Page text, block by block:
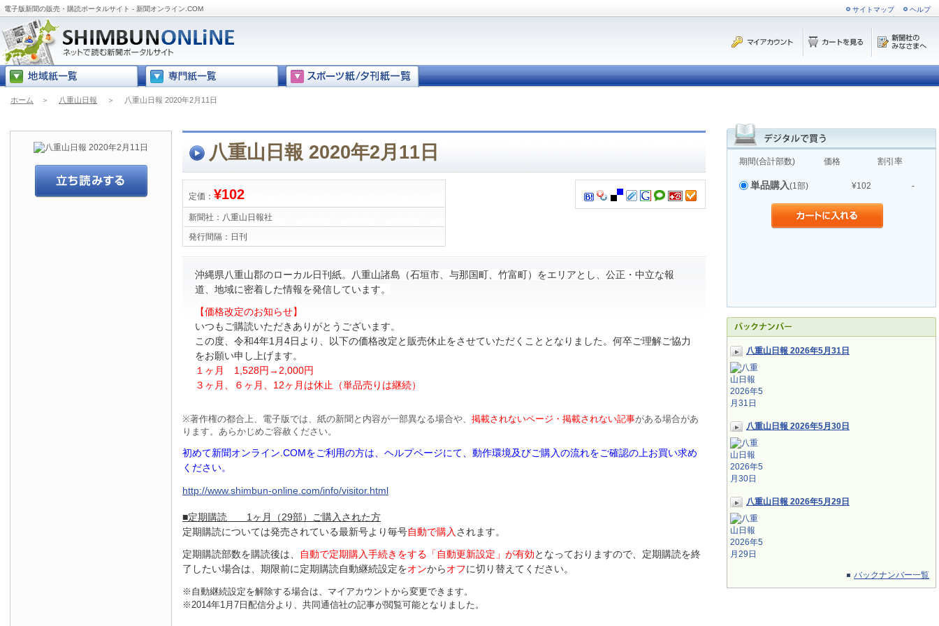
電子版新聞の販売・購読ポータルサイト - 新聞オンライン.COM サイトマップ ヘルプ
ホーム ＞ 八重山日報 ＞ 八重山日報 2020年2月11日
期間(合計部数) 価格 割引率
単品購入(1部) ¥102 -
八重山日報 2026年5月31日
八重山日報 2026年5月30日
八重山日報 2026年5月29日
バックナンバー一覧
八重山日報 2020年2月11日
定価： ¥102
新聞社： 八重山日報社
発行間隔： 日刊
沖縄県八重山郡のローカル日刊紙。八重山諸島（石垣市、与那国町、竹富町）をエリアとし、公正・中立な報
道、地域に密着した情報を発信しています。
【価格改定のお知らせ】
いつもご購読いただきありがとうございます。
この度、令和4年1月4日より、以下の価格改定と販売休止をさせていただくこととなりました。何卒ご理解ご協力
をお願い申し上げます。
１ヶ月 1,528円 →2,000円
３ヶ月、６ヶ月、 12ヶ月は休止（単品売りは継続）
※著作権の都合上、電子版では、紙の新聞と内容が一部異なる場合や、 掲載されないページ・掲載されない記事がある場合があ
ります。あらかじめご容赦ください。
初めて新聞オンライン.COMをご利用の方は、ヘルプページにて、動作環境及びご購入の流れをご確認の上お買い求め
ください。
http://www.shimbun-online.com/info/visitor.html
■定期購読 1ヶ月（29部）
ご購入された方
定期購読については発売されている最新号より毎号自動で購入 されます。
定期購読部数を購読後は、 自動で定期購入手続きをする「自動更新設定」が有効となっておりますので、定期購読を終
了したい場合は、期限前に定期購読自動継続設定をオンからオフに切り替えてください。
※自動継続設定を解除する場合は、マイアカウントから変更できます。
※2014年1月7日配信分より、共同通信社の記事が閲覧可能となりました。